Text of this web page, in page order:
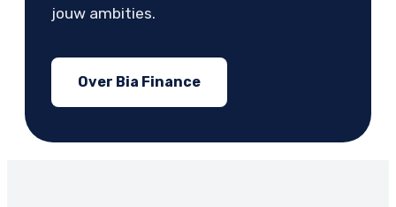
jouw ambities.
Over Bia Finance